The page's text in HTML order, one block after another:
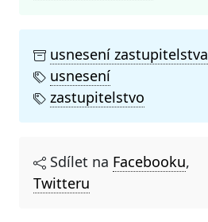
usnesení zastupitelstva
usnesení
zastupitelstvo
Sdílet na Facebooku,
Twitteru